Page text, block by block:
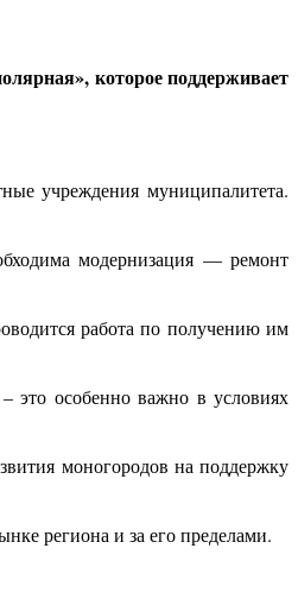
которое поддерживает
учреждения муниципалитета.
модернизация — ремонт
работа по получению им
это особенно важно в условиях
моногородов на поддержку
региона и за его пределами.